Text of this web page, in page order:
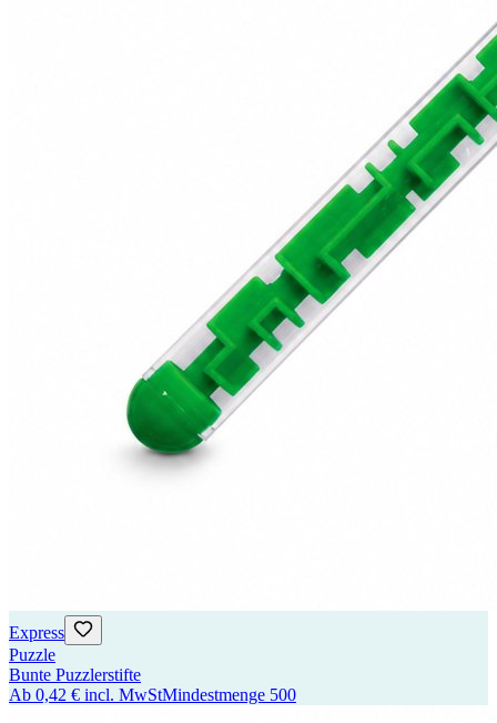
Express
Puzzle
Bunte Puzzlerstifte
Ab 0,42 € incl. MwStMindestmenge 500